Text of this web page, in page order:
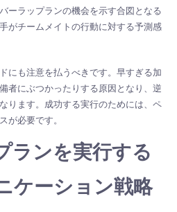
ーラップランの機会を示す合図となる
がチームメイトの行動に対する予測感
にも注意を払うべきです。早すぎる加
者にぶつかったりする原因となり、逆
ります。成功する実行のためには、ペ
が必要です。
ランを実行する
ケーション戦略